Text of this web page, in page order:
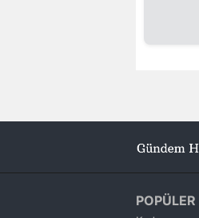
POPÜLER